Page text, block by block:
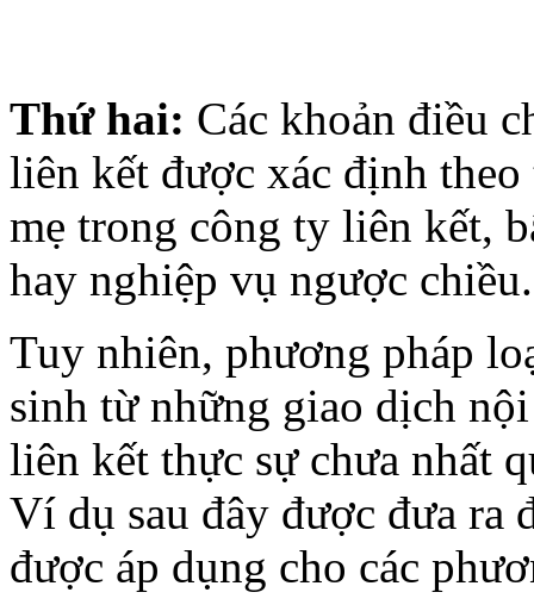
Thứ hai: Các khoản điều
liên kết được xác định
mẹ trong công ty liên kết,
hay nghiệp vụ ngược chiều.
Tuy nhiên, phương pháp
sinh từ những giao dịch
liên kết thực sự chưa nhất
Ví dụ sau đây được đưa ra
được áp dụng cho các